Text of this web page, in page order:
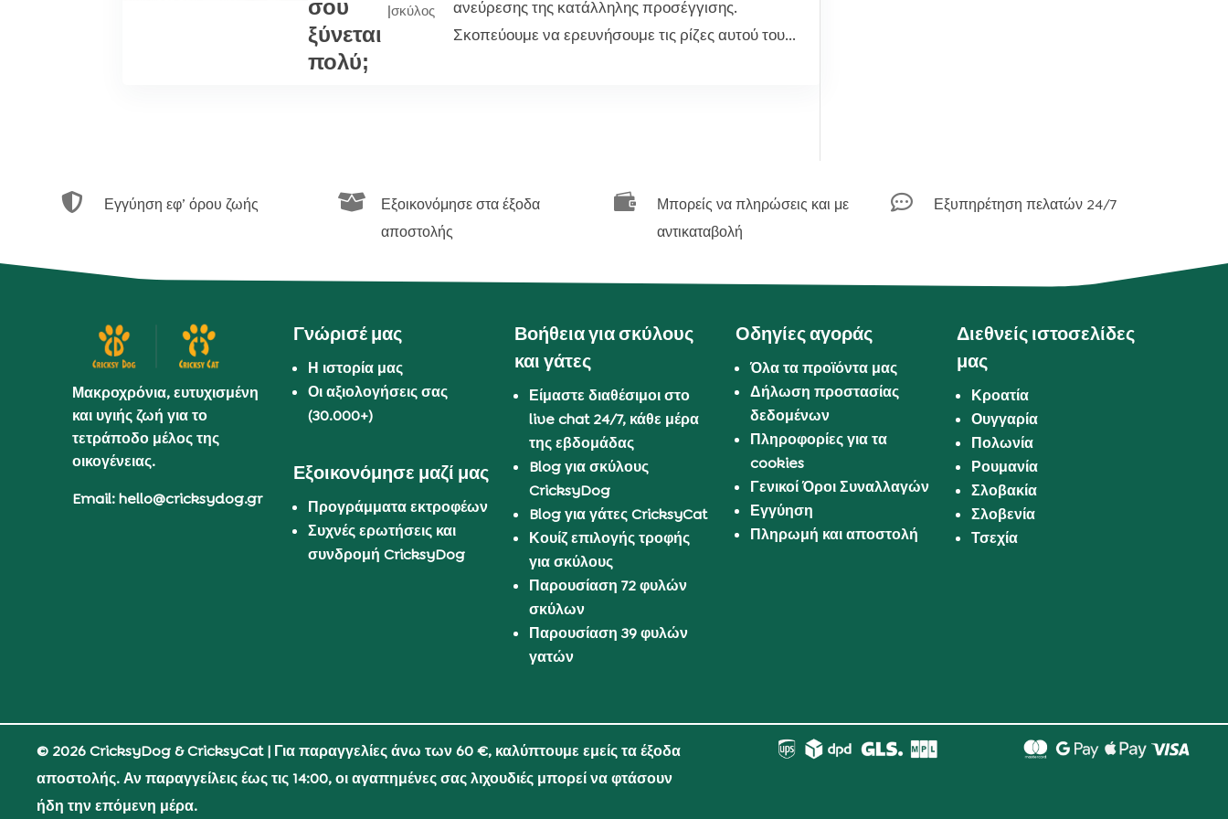
σου
ξύνεται
πολύ;
|σκύλος
ανεύρεσης της κατάλληλης προσέγγισης.
Σκοπεύουμε να ερευνήσουμε τις ρίζες αυτού του...
 Εγγύηση εφ’ όρου ζωής 
Εξοικονόμησε στα έξοδα
αποστολής

Μπορείς να πληρώσεις και με
αντικαταβολή
 Εξυπηρέτηση πελατών 24/7
Μακροχρόνια, ευτυχισμένη
και υγιής ζωή για το
τετράποδο μέλος της
οικογένειας.
Email: hello@cricksydog.gr
Γνώρισέ μας
Η ιστορία μας
Οι αξιολογήσεις σας
(30.000+)
Εξοικονόμησε μαζί μας
Προγράμματα εκτροφέων
Συχνές ερωτήσεις και
συνδρομή CricksyDog
Βοήθεια για σκύλους
και γάτες
Είμαστε διαθέσιμοι στο
live chat 24/7, κάθε μέρα
της εβδομάδας
Blog για σκύλους
CricksyDog
Blog για γάτες CricksyCat
Κουίζ επιλογής τροφής
για σκύλους
Παρουσίαση 72 φυλών
σκύλων
Παρουσίαση 39 φυλών
γατών
Οδηγίες αγοράς
Όλα τα προϊόντα μας
Δήλωση προστασίας
δεδομένων
Πληροφορίες για τα
cookies
Γενικοί Όροι Συναλλαγών
Εγγύηση
Πληρωμή και αποστολή
Διεθνείς ιστοσελίδες
μας
Κροατία
Ουγγαρία
Πολωνία
Ρουμανία
Σλοβακία
Σλοβενία
Τσεχία
© 2026 CricksyDog & CricksyCat| Για παραγγελίες άνω των 60 €, καλύπτουμε εμείς τα έξοδα
αποστολής. Αν παραγγείλεις έως τις 14:00, οι αγαπημένες σας λιχουδιές μπορεί να φτάσουν
ήδη την επόμενη μέρα.